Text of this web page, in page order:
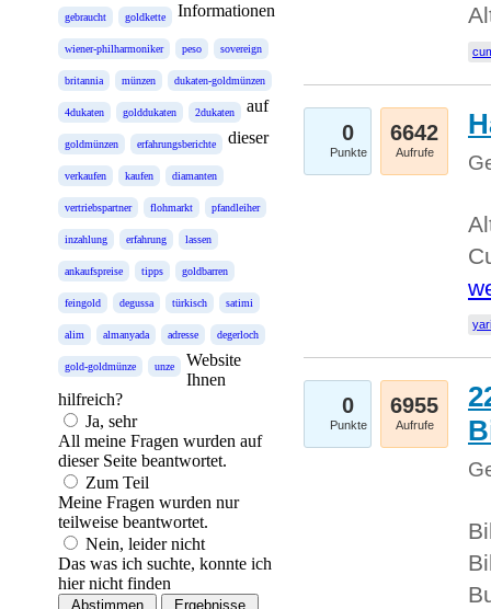
gebraucht goldkette
wiener-philharmoniker peso sovereign
britannia münzen dukaten-goldmünzen
4dukaten golddukaten 2dukaten
goldmünzen erfahrungsberichte
verkaufen kaufen diamanten
vertriebspartner flohmarkt pfandleiher
inzahlung erfahrung lassen
ankaufspreise tipps goldbarren
feingold degussa türkisch satimi
alim almanyada adresse degerloch
gold-goldmünze unze
Informationen
auf
dieser
Website
Ihnen
hilfreich?
Ja, sehr
All meine Fragen wurden auf
dieser Seite beantwortet.
Zum Teil
Meine Fragen wurden nur
teilweise beantwortet.
Nein, leider nicht
Das was ich suchte, konnte ich
hier nicht finden
0
Punkte
6642
Aufrufe
0
Punkte
6955
Aufrufe